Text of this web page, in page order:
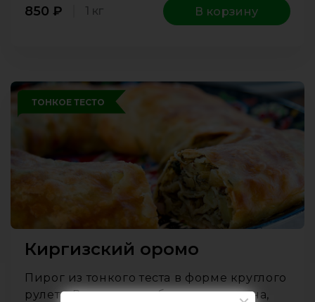
850 ₽ 1 кг В корзину
ТОНКОЕ ТЕСТО
Киргизский оромо
Пирог из тонкого теста в форме круглого
рулета. В начинке рубленая говядина,